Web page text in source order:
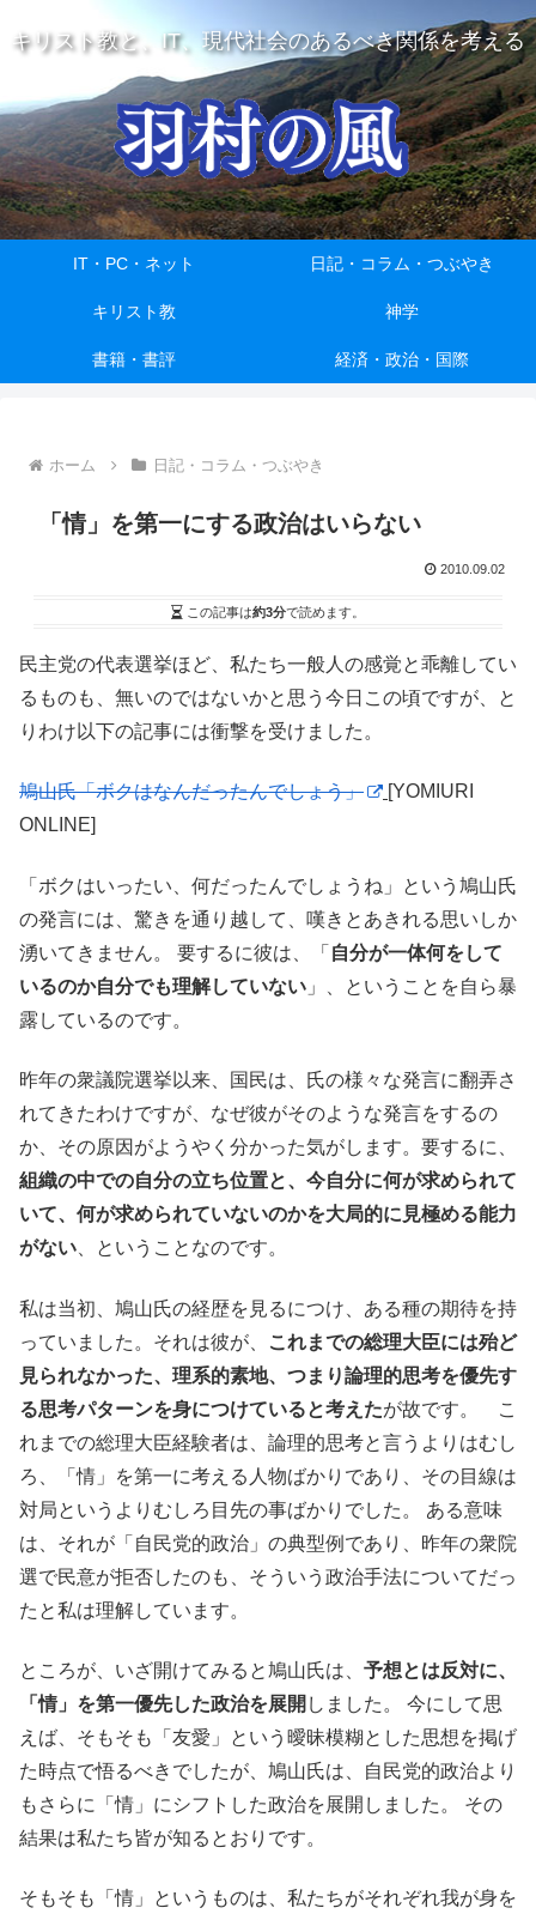
キリスト教と、IT、現代社会のあるべき関係を考える
IT・PC・ネット 日記・コラム・つぶやき
キリスト教 神学
書籍・書評 経済・政治・国際
ホーム 日記・コラム・つぶやき
「情」を第一にする政治はいらない
2010.09.02
この記事は約3分で読めます。
民主党の代表選挙ほど、私たち一般人の感覚と乖離してい
るものも、無いのではないかと思う今日この頃ですが、と
りわけ以下の記事には衝撃を受けました。
鳩山氏「ボクはなんだったんでしょう」
[YOMIURI
ONLINE]
「ボクはいったい、何だったんでしょうね」という鳩山氏
の発言には、驚きを通り越して、嘆きとあきれる思いしか
湧いてきません。 要するに彼は、「 自分が一体何をして
いるのか自分でも理解していない 」、ということを自ら暴
露しているのです。
昨年の衆議院選挙以来、国民は、氏の様々な発言に翻弄さ
れてきたわけですが、なぜ彼がそのような発言をするの
か、その原因がようやく分かった気がします。要するに、
組織の中での自分の立ち位置と、今自分に何が求められて
いて、何が求められていないのかを大局的に見極める能力
がない 、ということなのです。
私は当初、鳩山氏の経歴を見るにつけ、ある種の期待を持
っていました。それは彼が、
これまでの総理大臣には殆ど
見られなかった、理系的素地、つまり論理的思考を優先す
る思考パターンを身につけていると考えたが故です。 こ
れまでの総理大臣経験者は、論理的思考と言うよりはむし
ろ、「情」を第一に考える人物ばかりであり、その目線は
対局というよりむしろ目先の事ばかりでした。 ある意味
は、それが「自民党的政治」の典型例であり、昨年の衆院
選で民意が拒否したのも、そういう政治手法についてだっ
たと私は理解しています。
ところが、いざ開けてみると鳩山氏は、 予想とは反対に、
「情」を第一優先した政治を展開 しました。 今にして思
えば、そもそも「友愛」という曖昧模糊とした思想を掲げ
た時点で悟るべきでしたが、鳩山氏は、自民党的政治より
もさらに「情」にシフトした政治を展開しました。 その
結果は私たち皆が知るとおりです。
そもそも「情」というものは、私たちがそれぞれ我が身を